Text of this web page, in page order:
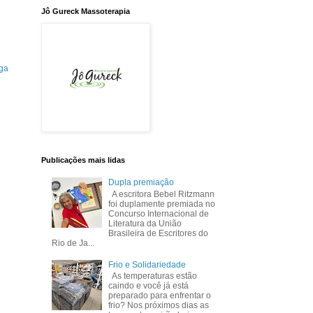
Jô Gureck Massoterapia
Publicações mais lidas
Dupla premiação
A escritora Bebel Ritzmann
foi duplamente premiada no
Concurso Internacional de
Literatura da União
Brasileira de Escritores do
Rio de Ja...
Frio e Solidariedade
As temperaturas estão
caindo e você já está
preparado para enfrentar o
frio? Nos próximos dias as